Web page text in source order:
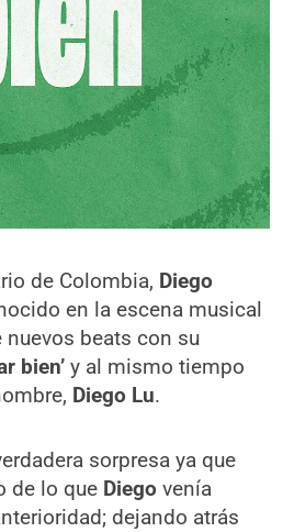
de Colombia, Diego
en la escena musical
nuevos beats con su
bien’ y al mismo tiempo
Diego Lu.
sorpresa ya que
de lo que Diegovenía
dejando atrás